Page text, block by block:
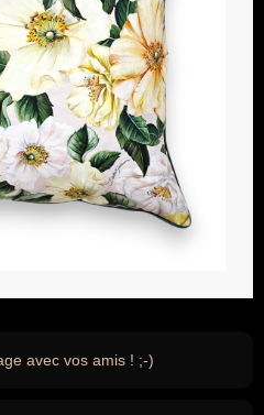
avec vos amis ! ;-)